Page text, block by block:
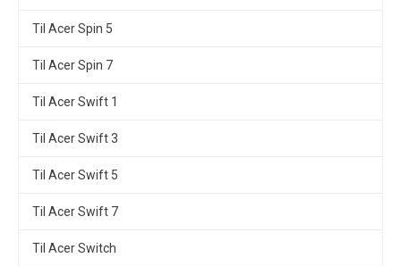
Til Acer Spin 5
Til Acer Spin 7
Til Acer Swift 1
Til Acer Swift 3
Til Acer Swift 5
Til Acer Swift 7
Til Acer Switch